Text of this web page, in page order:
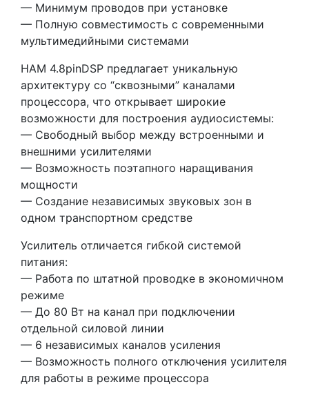
— Минимум проводов при установке
— Полную совместимость с современными
мультимедийными системами
HAM 4.8pinDSP предлагает уникальную
архитектуру со “сквозными” каналами
процессора, что открывает широкие
возможности для построения аудиосистемы:
— Свободный выбор между встроенными и
внешними усилителями
— Возможность поэтапного наращивания
мощности
— Создание независимых звуковых зон в
одном транспортном средстве
Усилитель отличается гибкой системой
питания:
— Работа по штатной проводке в экономичном
режиме
— До 80 Вт на канал при подключении
отдельной силовой линии
— 6 независимых каналов усиления
— Возможность полного отключения усилителя
для работы в режиме процессора